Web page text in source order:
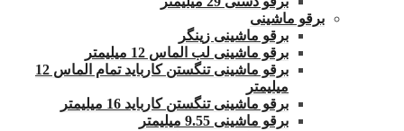
برقو ماشینی
برقو ماشینی زینگر
برقو ماشینی لب الماس 12 میلیمتر
برقو ماشینی تنگستن کارباید تمام الماس 12
میلیمتر
برقو ماشینی تنگستن کارباید 16 میلیمتر
برقو ماشینی 9.55 میلیمتر